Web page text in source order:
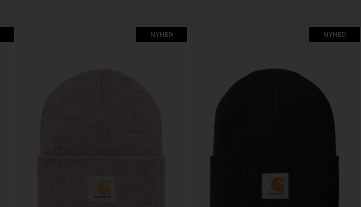
NYHED NYHED